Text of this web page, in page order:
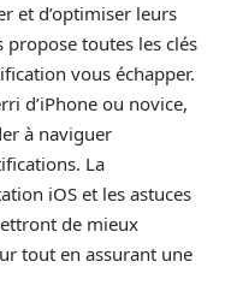
et d’optimiser leurs
toutes les clés
vous échapper.
d’iPhone ou novice,
à naviguer
La
iOS et les astuces
de mieux
tout en assurant une